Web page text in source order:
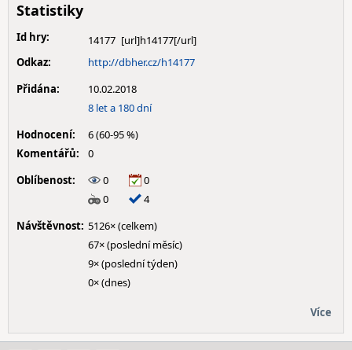
Statistiky
Id hry:
14177
Odkaz:
http://dbher.cz/h14177
Přidána:
10.02.2018
8 let a 180 dní
Hodnocení:
6 (60-95 %)
Komentářů:
0
Oblíbenost:
0
0
0
4
Návštěvnost: 5126× (celkem)
67× (poslední měsíc)
9× (poslední týden)
0× (dnes)
Více